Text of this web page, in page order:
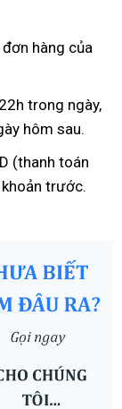
hàng của
trong ngày,
hôm sau.
(thanh toán
trước.